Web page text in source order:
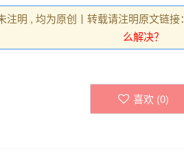
明 , 均为原创丨转载请注明原文链接：
么解决？
喜欢 (0)